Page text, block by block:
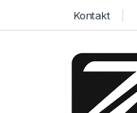
Kontakt